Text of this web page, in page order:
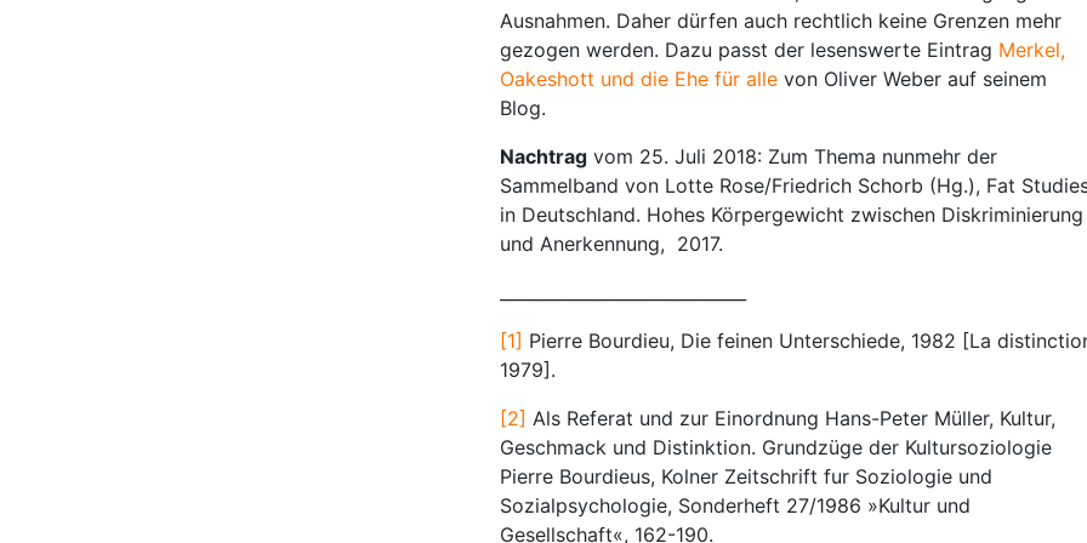
Ausnahmen. Daher dürfen auch rechtlich keine Grenzen mehr
gezogen werden. Dazu passt der lesenswerte Eintrag Merkel,
Oakeshott und die Ehe für alle von Oliver Weber auf seinem
Blog.
Nachtrag vom 25. Juli 2018: Zum Thema nunmehr der
Sammelband von Lotte Rose/Friedrich Schorb (Hg.), Fat
in Deutschland. Hohes Körpergewicht zwischen Diskriminierung
und Anerkennung, 2017.
[1] Pierre Bourdieu, Die feinen Unterschiede, 1982 [La
1979].
[2] Als Referat und zur Einordnung Hans-Peter Müller, Kultur,
Geschmack und Distinktion. Grundzüge der Kultursoziologie
Pierre Bourdieus, Kolner Zeitschrift fur Soziologie und
Sozialpsychologie, Sonderheft 27/1986 »Kultur und
Gesellschaft«, 162-190.